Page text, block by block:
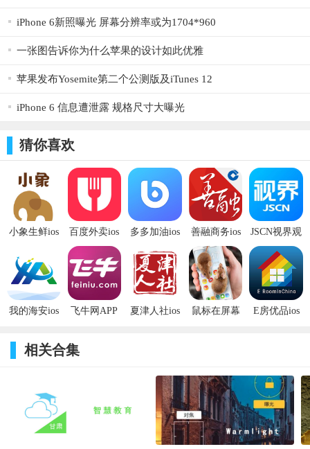
iPhone 6新照曝光 屏幕分辨率或为1704*960
一张图告诉你为什么苹果的设计如此优雅
苹果发布Yosemite第二个公测版及iTunes 12
iPhone 6 信息遭泄露 规格尺寸大曝光
猜你喜欢
小象生鲜ios
百度外卖ios
版
多多加油ios
善融商务ios
JSCN视界观
iOS
我的海安ios
飞牛网APP
夏津人社ios
鼠标在屏幕
E房优品ios
相关合集